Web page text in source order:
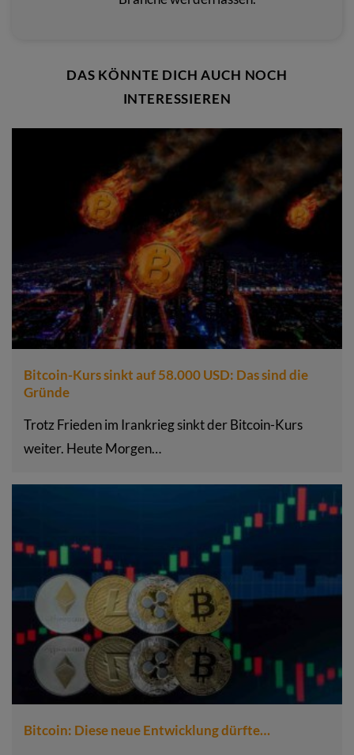
DAS KÖNNTE DICH AUCH NOCH
INTERESSIEREN
Bitcoin-Kurs sinkt auf 58.000 USD: Das sind die
Gründe
Trotz Frieden im Irankrieg sinkt der Bitcoin-Kurs
weiter. Heute Morgen…
Bitcoin: Diese neue Entwicklung dürfte…